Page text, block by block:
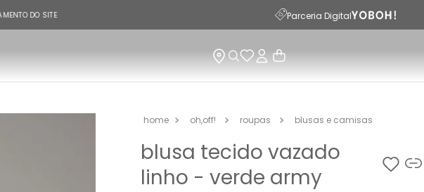
Parceria Digital
oh,off! roupas blusas e camisas
blusa tecido vazado
linho - verde army